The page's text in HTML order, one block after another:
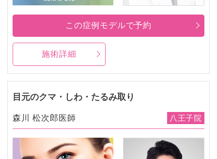
施術詳細
この症例モデルで予約
目元のクマ・しわ・たるみ取り
森川 松次郎医師 八王子院